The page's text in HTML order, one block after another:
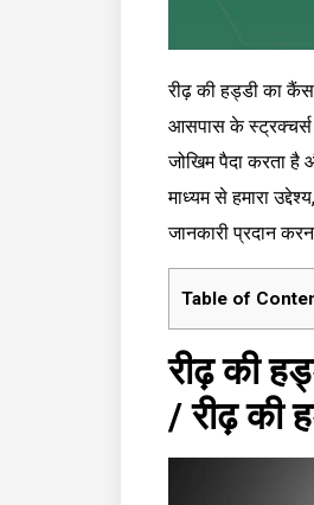
रीढ़ की हड्डी का
आसपास के
जोखिम पैदा करता
माध्यम से हमारा
जानकारी प्रदान
Table of
रीढ़ की
/ रीढ़ की